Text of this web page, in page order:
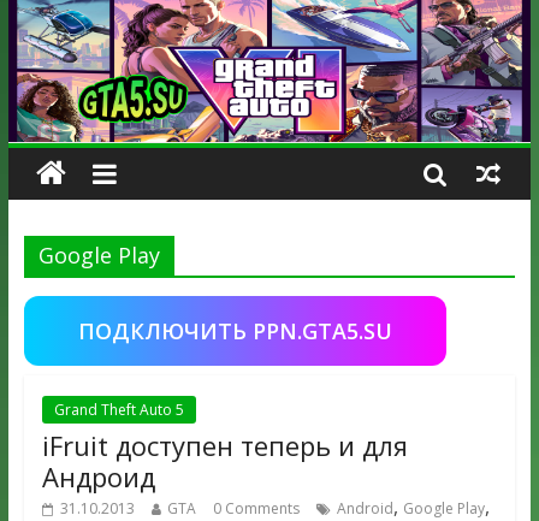
Google Play
ПОДКЛЮЧИТЬ PPN.GTA5.SU
Grand Theft Auto 5
iFruit доступен теперь и для
Андроид
31.10.2013 GTA 0 Comments Android, Google Play,